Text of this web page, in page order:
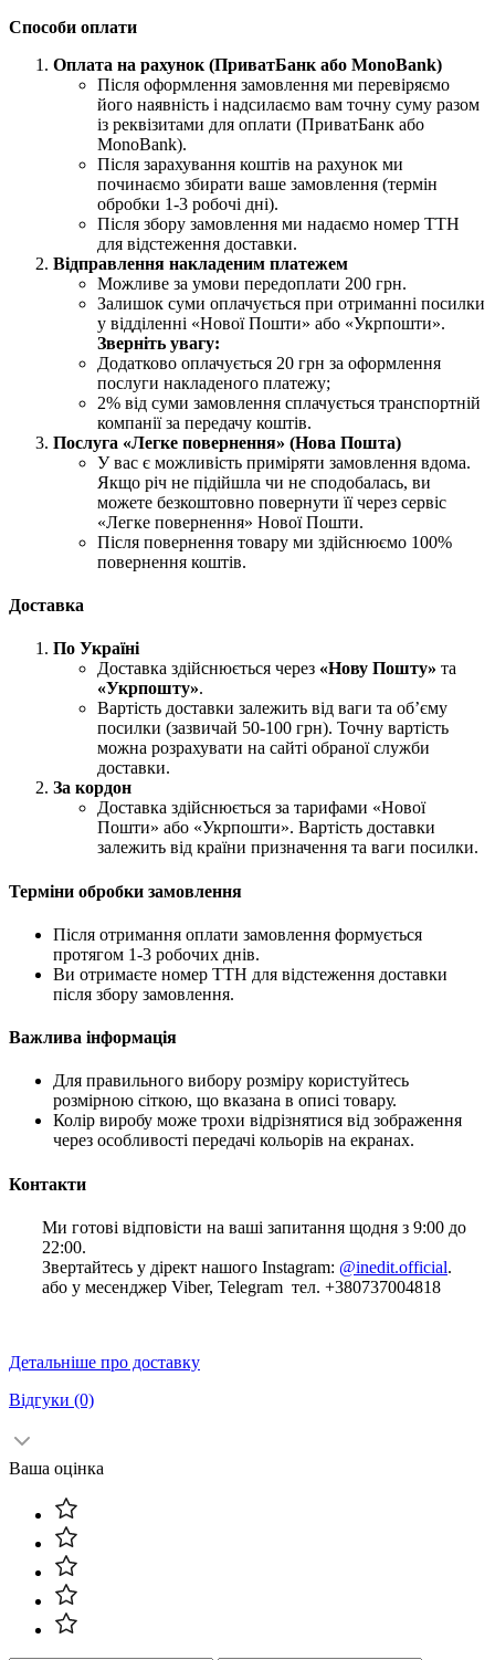
Способи оплати
Оплата на рахунок (ПриватБанк або MonoBank)
Після оформлення замовлення ми перевіряємо
його наявність і надсилаємо вам точну суму разом
із реквізитами для оплати (ПриватБанк або
MonoBank).
Після зарахування коштів на рахунок ми
починаємо збирати ваше замовлення (термін
обробки 1-3 робочі дні).
Після збору замовлення ми надаємо номер ТТН
для відстеження доставки.
Відправлення накладеним платежем
Можливе за умови передоплати 200 грн.
Залишок суми оплачується при отриманні посилки
у відділенні «Нової Пошти» або «Укрпошти».
Зверніть увагу:
Додатково оплачується 20 грн за оформлення
послуги накладеного платежу;
2% від суми замовлення сплачується транспортній
компанії за передачу коштів.
Послуга «Легке повернення» (Нова Пошта)
У вас є можливість приміряти замовлення вдома.
Якщо річ не підійшла чи не сподобалась, ви
можете безкоштовно повернути її через сервіс
«Легке повернення» Нової Пошти.
Після повернення товару ми здійснюємо 100%
повернення коштів.
Доставка
По Україні
Доставка здійснюється через «Нову Пошту» та
«Укрпошту».
Вартість доставки залежить від ваги та об’єму
посилки (зазвичай 50-100 грн). Точну вартість
можна розрахувати на сайті обраної служби
доставки.
За кордон
Доставка здійснюється за тарифами «Нової
Пошти» або «Укрпошти». Вартість доставки
залежить від країни призначення та ваги посилки.
Терміни обробки замовлення
Після отримання оплати замовлення формується
протягом 1-3 робочих днів.
Ви отримаєте номер ТТН для відстеження доставки
після збору замовлення.
Важлива інформація
Для правильного вибору розміру користуйтесь
розмірною сіткою, що вказана в описі товару.
Колір виробу може трохи відрізнятися від зображення
через особливості передачі кольорів на екранах.
Контакти
Ми готові відповісти на ваші запитання щодня з 9:00 до
22:00.
Звертайтесь у дірект нашого Instagram: @inedit.official.
або у месенджер Viber, Telegram тел. +380737004818
Детальніше про доставку
Відгуки (0)
Ваша оцінка